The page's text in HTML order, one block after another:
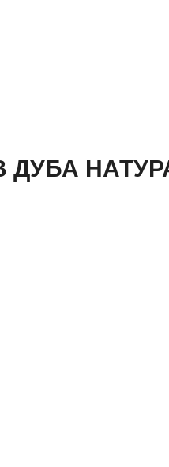
ДУБА